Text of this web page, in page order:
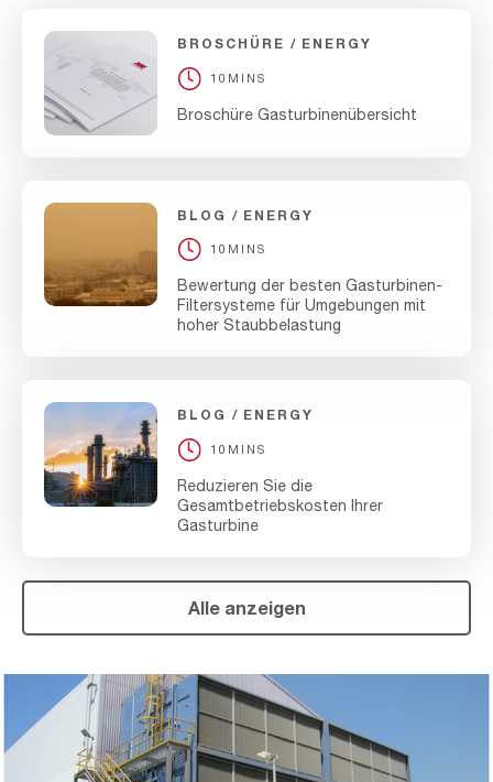
BROSCHÜRE ENERGY
10MINS
Broschüre Gasturbinenübersicht
BLOG ENERGY
10MINS
Bewertung der besten Gasturbinen-
Filtersysteme für Umgebungen mit
hoher Staubbelastung
BLOG ENERGY
10MINS
Reduzieren Sie die
Gesamtbetriebskosten Ihrer
Gasturbine
Alle anzeigen